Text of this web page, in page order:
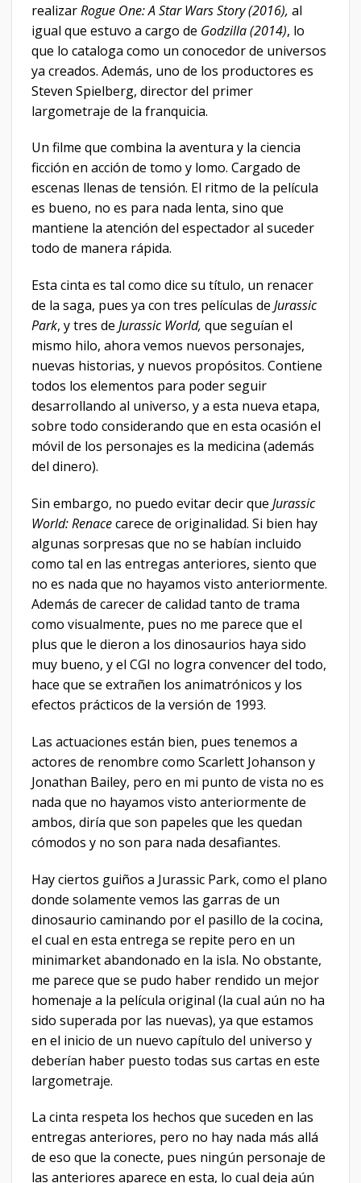
realizarRogue One: A Star Wars Story (2016), al
igual que estuvo a cargo de Godzilla (2014), lo
que lo cataloga como un conocedor de universos
ya creados. Además, uno de los productores es
Steven Spielberg, director del primer
largometraje de la franquicia.
Un filme que combina la aventura y la ciencia
ficción en acción de tomo y lomo. Cargado de
escenas llenas de tensión. El ritmo de la película
es bueno, no es para nada lenta, sino que
mantiene la atención del espectador al suceder
todo de manera rápida.
Esta cinta es tal como dice su título, un renacer
de la saga, pues ya con tres películas de Jurassic
Park, y tres de Jurassic World, que seguían el
mismo hilo, ahora vemos nuevos personajes,
nuevas historias, y nuevos propósitos. Contiene
todos los elementos para poder seguir
desarrollando al universo, y a esta nueva etapa,
sobre todo considerando que en esta ocasión el
móvil de los personajes es la medicina (además
del dinero).
Sin embargo, no puedo evitar decir que Jurassic
World: Renacecarece de originalidad. Si bien hay
algunas sorpresas que no se habían incluido
como tal en las entregas anteriores, siento que
no es nada que no hayamos visto anteriormente.
Además de carecer de calidad tanto de trama
como visualmente, pues no me parece que el
plus que le dieron a los dinosaurios haya sido
muy bueno, y el CGI no logra convencer del todo,
hace que se extrañen los animatrónicos y los
efectos prácticos de la versión de 1993.
Las actuaciones están bien, pues tenemos a
actores de renombre como Scarlett Johanson y
Jonathan Bailey, pero en mi punto de vista no es
nada que no hayamos visto anteriormente de
ambos, diría que son papeles que les quedan
cómodos y no son para nada desafiantes.
Hay ciertos guiños a Jurassic Park, como el plano
donde solamente vemos las garras de un
dinosaurio caminando por el pasillo de la cocina,
el cual en esta entrega se repite pero en un
minimarket abandonado en la isla. No obstante,
me parece que se pudo haber rendido un mejor
homenaje a la película original (la cual aún no ha
sido superada por las nuevas), ya que estamos
en el inicio de un nuevo capítulo del universo y
deberían haber puesto todas sus cartas en este
largometraje.
La cinta respeta los hechos que suceden en las
entregas anteriores, pero no hay nada más allá
de eso que la conecte, pues ningún personaje de
las anteriores aparece en esta, lo cual deja aún